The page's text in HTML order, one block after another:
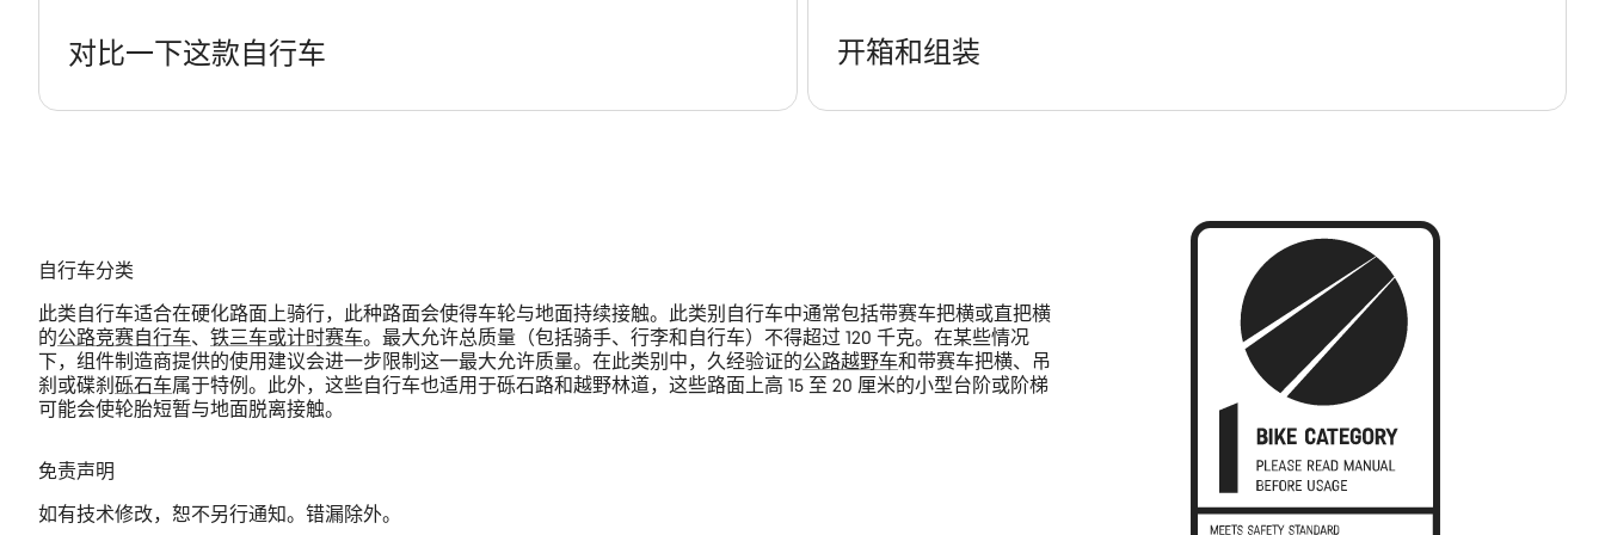
对比一下这款自行车 开箱和组装
自行车分类
此类自行车适合在硬化路面上骑行，此种路面会使得车轮与地面持续接触。此类别自行车中通常包括带赛车把横或直把横
的公路竞赛自行车、 铁三车或计时赛车。最大允许总质量（包括骑手、行李和自行车）不得超过 120 千克。在某些情况
下，组件制造商提供的使用建议会进一步限制这一最大允许质量。在此类别中，久经验证的公路越野车和带赛车把横、吊
刹或碟刹 砾石车属于特例。此外，这些自行车也适用于砾石路和越野林道，这些路面上高 15 至 20 厘米的小型台阶或阶梯
可能会使轮胎短暂与地面脱离接触。
免责声明
如有技术修改，恕不另行通知。错漏除外。